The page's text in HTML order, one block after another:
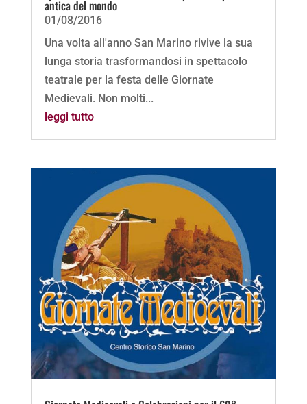
antica del mondo
01/08/2016
Una volta all'anno San Marino rivive la sua
lunga storia trasformandosi in spettacolo
teatrale per la festa delle Giornate
Medievali. Non molti...
leggi tutto